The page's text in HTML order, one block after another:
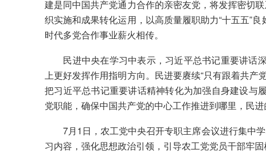
建是同中国共产党通力合作的亲密友党，将发挥密切
织实施和成果转化运用，以高质量履职助力“十五五”
时代多党合作事业薪火相传。
民进中央在学习中表示，习近平总书记重要讲话
上更好发挥作用指明方向。民进要赓续“只有跟着共
把习近平总书记重要讲话精神转化为加强自身建设与
党职能，确保中国共产党的中心工作推进到哪里，民
7月1日，农工党中央召开专职主席会议进行集中学
习内容，强化思想政治引领，引导农工党党员干部牢固